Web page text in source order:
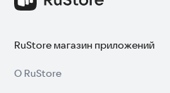
RuStore магазин приложений
О RuStore